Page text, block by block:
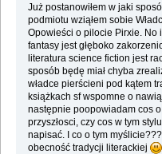
Już postanowiłem w jaki
podmiotu wziąłem sobie
Opowieści o pilocie Pirxie. No
fantasy jest głęboko
literatura science fiction jest
sposób będę miał chyba
władce pierścieni pod kątem
książkach sf wspomne o
następnie poopowiadam cos
przyszłosci, czy cos w tym
napisać. I co o tym
obecność tradycji literackiej